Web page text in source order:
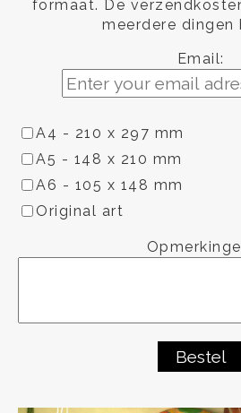
formaat. De
meerdere dingen
Email:
A4 - 210 x 297 mm
A5 - 148 x 210 mm
A6 - 105 x 148 mm
Original art
Bestel